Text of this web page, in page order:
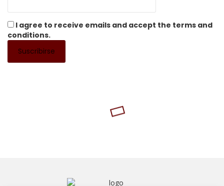
I agree to receive emails and accept the terms and
conditions.